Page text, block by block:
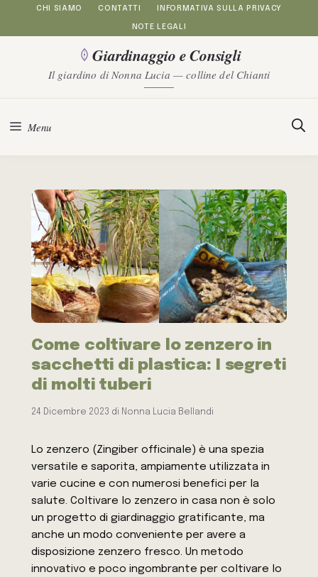
al
contenuto
CHI SIAMO CONTATTI INFORMATIVA SULLA PRIVACY
NOTE LEGALI
Giardinaggio e Consigli
Il giardino di Nonna Lucia — colline del Chianti
Menu
Come coltivare lo zenzero in
sacchetti di plastica: I segreti
di molti tuberi
24 Dicembre 2023 di Nonna Lucia Bellandi
Lo zenzero (Zingiber officinale) è una spezia
versatile e saporita, ampiamente utilizzata in
varie cucine e con numerosi benefici per la
salute. Coltivare lo zenzero in casa non è solo
un progetto di giardinaggio gratificante, ma
anche un modo conveniente per avere a
disposizione zenzero fresco. Un metodo
innovativo e poco ingombrante per coltivare lo